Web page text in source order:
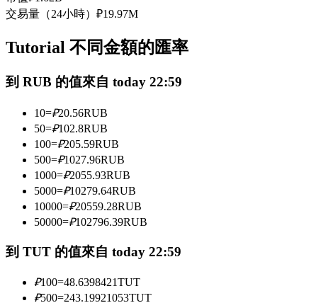
跟單
與頂尖交易專家同行
交易量（24小時） ₽19.97M
Tutorial 不同金額的匯率
到 RUB 的值來自 today 22:59
10=₽20.56RUB
50=₽102.8RUB
100=₽205.59RUB
500=₽1027.96RUB
1000=₽2055.93RUB
5000=₽10279.64RUB
10000=₽20559.28RUB
50000=₽102796.39RUB
到 TUT 的值來自 today 22:59
₽100=48.6398421TUT
₽500=243.19921053TUT